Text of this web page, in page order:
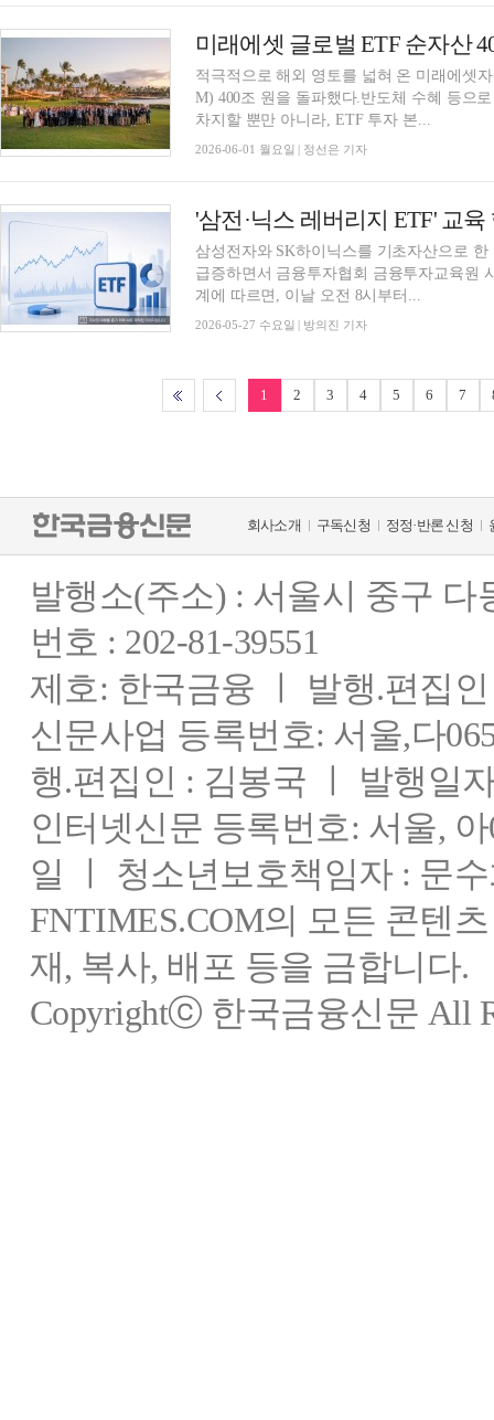
적극적으로 해외 영토를 넓혀 온 미래에셋
M) 400조 원을 돌파했다.반도체 수혜 등으
차지할 뿐만 아니라, ETF 투자 본...
2026-06-01 월요일 | 정선은 기자
삼성전자와 SK하이닉스를 기초자산으로
급증하면서 금융투자협회 금융투자교육원
계에 따르면, 이날 오전 8시부터...
2026-05-27 수요일 | 방의진 기자
1 2 3 4 5 6 7
회사소개 구독신청 정정·반론 신청
발행소(주소) : 서울시 중구
번호 : 202-81-39551
제호: 한국금융 ㅣ 발행.편집
신문사업 등록번호: 서울,다
행.편집인 : 김봉국 ㅣ 발행일
인터넷신문 등록번호: 서울,
일 ㅣ 청소년보호책임자 : 문
FNTIMES.COM의 모든 콘텐
재, 복사, 배포 등을 금합니다.
Copyrightⓒ 한국금융신문 All